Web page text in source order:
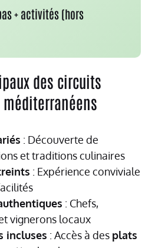
+ activités (hors
des circuits
: Découverte de
et traditions culinaires
: Expérience conviviale
: Chefs,
vignerons locaux
incluses : Accès à des plats